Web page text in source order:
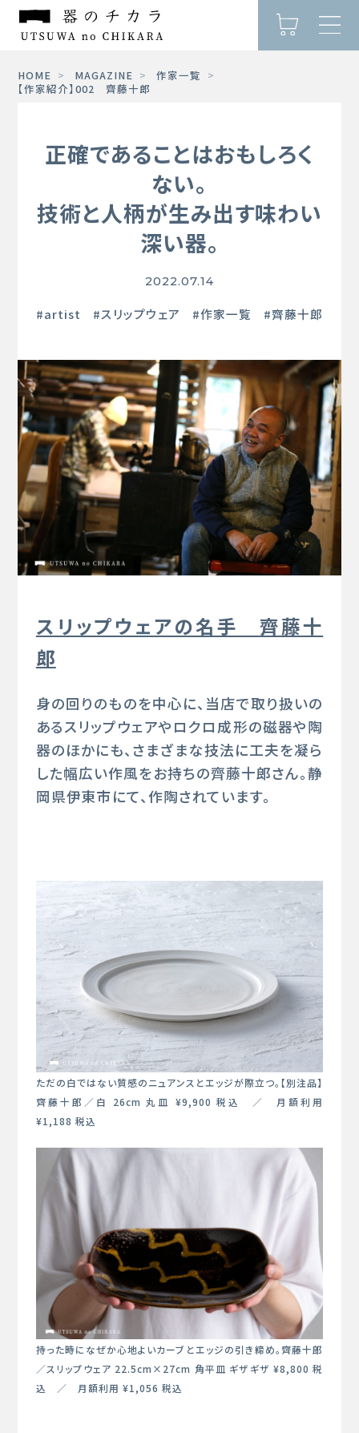
HOME MAGAZINE
作家一覧
【作家紹介】002 齊藤十郎
正確であることはおもしろく
ない。
技術と人柄が生み出す味わい
深い器。
2022.07.14
#artist #スリップウェア #作家一覧 #齊藤十郎
スリップウェアの名手 齊藤十
郎
身の回りのものを中心に、当店で取り扱いの
あるスリップウェアやロクロ成形の磁器や陶
器のほかにも、さまざまな技法に工夫を凝ら
した幅広い作風をお持ちの齊藤十郎さん。静
岡県伊東市にて、作陶されています。
ただの白ではない質感のニュアンスとエッジが際立つ。【別注品】
齊藤十郎／白 26cm 丸皿 ¥9,900 税込 ／ 月額利用
¥1,188 税込
持った時になぜか心地よいカーブとエッジの引き締め。齊藤十郎
／スリップウェア 22.5cm×27cm 角平皿 ギザギザ ¥8,800 税
込 ／ 月額利用 ¥1,056 税込